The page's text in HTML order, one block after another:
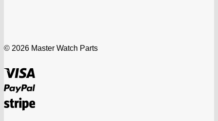
© 2026 Master Watch Parts
PayPal
Stripe